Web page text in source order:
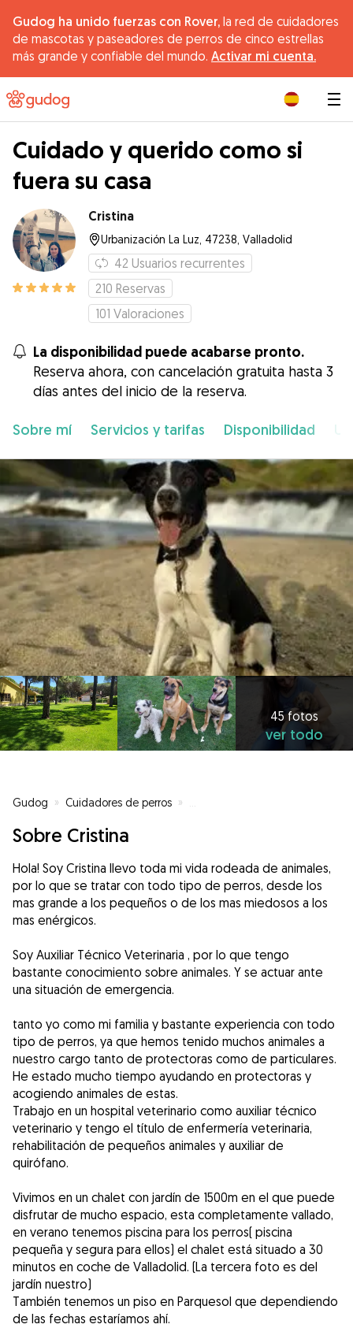
Gudog ha unido fuerzas con Rover, la red de cuidadores
de mascotas y paseadores de perros de cinco estrellas
más grande y confiable del mundo. Activar mi cuenta.
Cuidado y querido como si
fuera su casa
Cristina
Urbanización La Luz, 47238, Valladolid
42 Usuarios recurrentes
210 Reservas
101 Valoraciones
La disponibilidad puede acabarse pronto.
Reserva ahora, con cancelación gratuita hasta 3
días antes del inicio de la reserva.
Sobre mí Servicios y tarifas Disponibilidad
45 fotos
ver todo
Gudog » Cuidadores de perros »
Sobre Cristina
Hola! Soy Cristina llevo toda mi vida rodeada de animales,
por lo que se tratar con todo tipo de perros, desde los
mas grande a los pequeños o de los mas miedosos a los
mas enérgicos.
Soy Auxiliar Técnico Veterinaria , por lo que tengo
bastante conocimiento sobre animales. Y se actuar ante
una situación de emergencia.
tanto yo como mi familia y bastante experiencia con todo
tipo de perros, ya que hemos tenido muchos animales a
nuestro cargo tanto de protectoras como de particulares.
He estado mucho tiempo ayudando en protectoras y
acogiendo animales de estas.
Trabajo en un hospital veterinario como auxiliar técnico
veterinario y tengo el título de enfermería veterinaria,
rehabilitación de pequeños animales y auxiliar de
quirófano.
Vivimos en un chalet con jardín de 1500m en el que puede
disfrutar de mucho espacio, esta completamente vallado,
en verano tenemos piscina para los perros( piscina
pequeña y segura para ellos) el chalet está situado a 30
minutos en coche de Valladolid. (La tercera foto es del
jardín nuestro)
También tenemos un piso en Parquesol que dependiendo
de las fechas estaríamos ahí.